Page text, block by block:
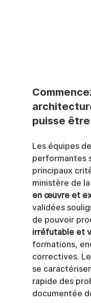
puisse
Les équipes
performantes
principaux
ministère de
en œuvre et
validées
de pouvoir
irréfutable et
formations,
correctives.
se
rapide des
documentée